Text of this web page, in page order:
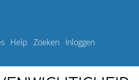
Help Zoeken Inloggen